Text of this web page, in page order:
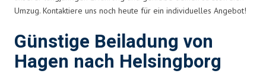
Umzug. Kontaktiere uns noch heute für ein individuelles Angebot!
Günstige Beiladung von
Hagen nach Helsingborg